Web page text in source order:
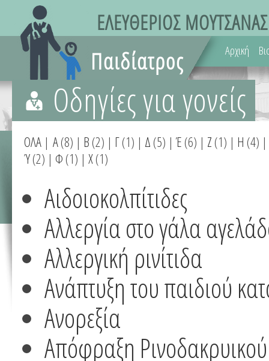
Αρχική
Οδηγίες για γονείς
ΟΛΑ | Α(8) | Β (2) | Γ(1) | Δ (5) | Έ (6) | Ζ (1) | Η (4) |
Ύ(2) | Φ (1) | Χ(1)
Αιδοιοκολπίτιδες
Αλλεργία στο γάλα
Αλλεργική ρινίτιδα
Ανάπτυξη του παιδιού
Ανορεξία
Απόφραξη